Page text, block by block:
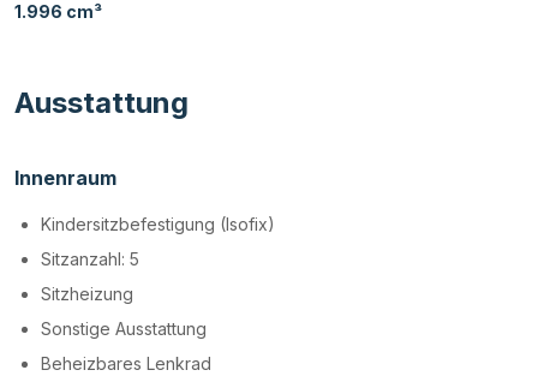
1.996 cm³
Ausstattung
Innenraum
Kindersitzbefestigung (Isofix)
Sitzanzahl: 5
Sitzheizung
Sonstige Ausstattung
Beheizbares Lenkrad